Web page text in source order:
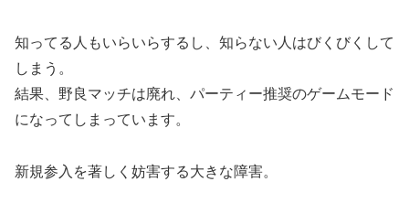
知ってる人もいらいらするし、知らない人はびくびくして
しまう。
結果、野良マッチは廃れ、パーティー推奨のゲームモード
になってしまっています。
新規参入を著しく妨害する大きな障害。